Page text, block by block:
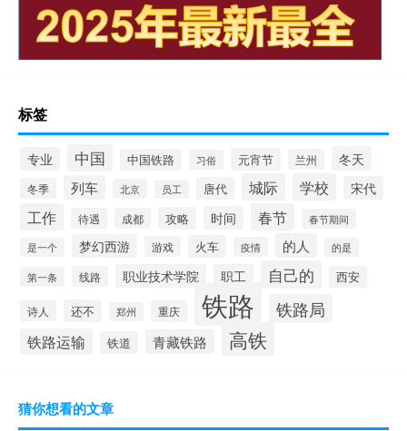
标签
专业 中国 中国铁路 习俗 元宵节 兰州 冬天
冬季 列车 北京 员工 唐代 城际 学校 宋代
工作 待遇 成都 攻略 时间 春节 春节期间
是一个 梦幻西游 游戏 火车 疫情 的人 的是
第一条 线路 职业技术学院 职工 自己的 西安
诗人 还不 郑州 重庆 铁路 铁路局
铁路运输 铁道 青藏铁路 高铁
猜你想看的文章